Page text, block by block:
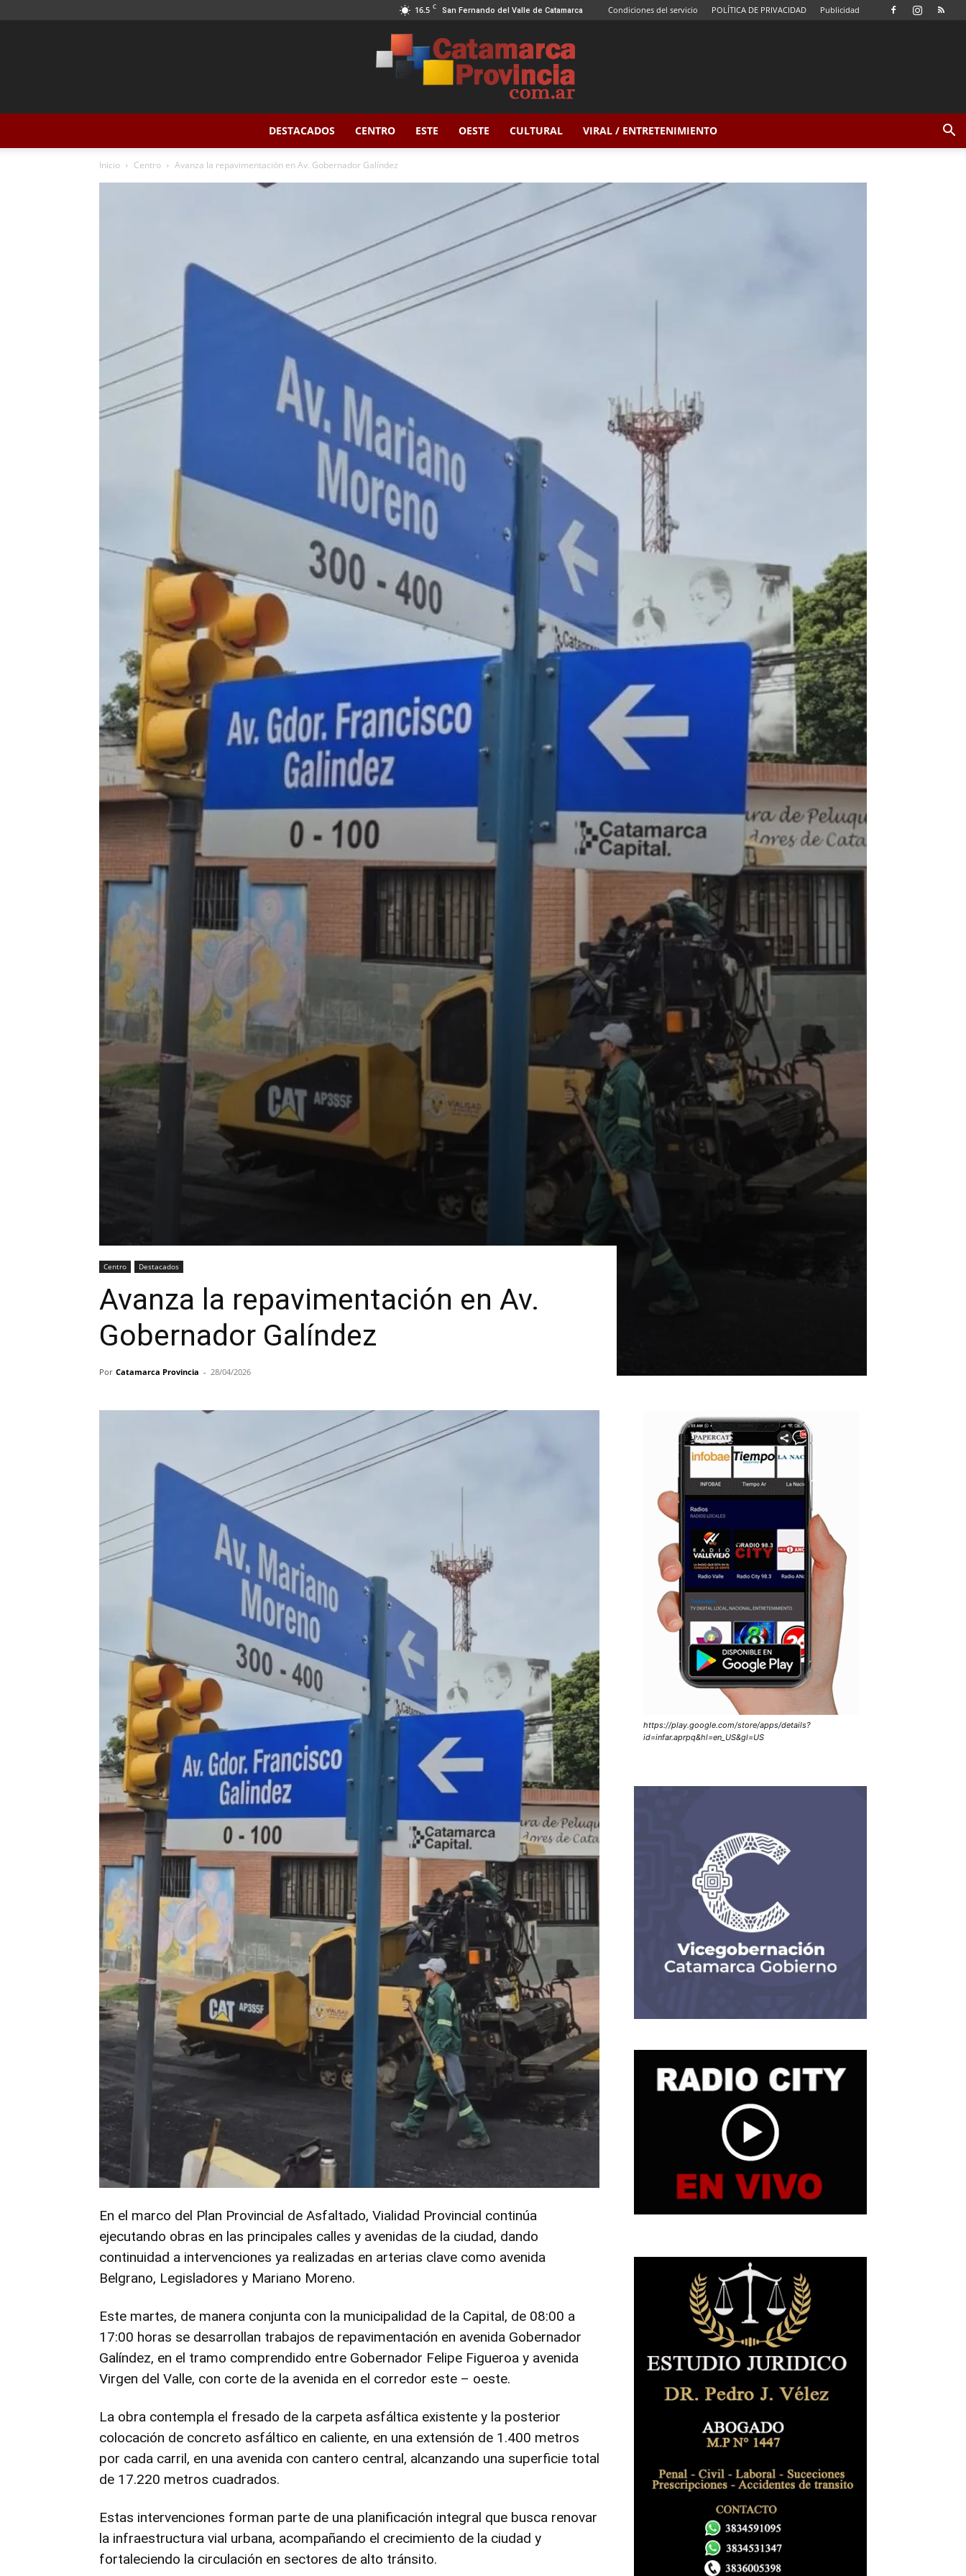
16.5 C San Fernando del Valle de Catamarca Condiciones del servicio POLÍTICA DE PRIVACIDAD Publicidad
Catamarca
DESTACADOS CENTRO ESTE OESTE CULTURAL VIRAL / ENTRETENIMIENTO
Inicio Centro Avanza la repavimentación en Av. Gobernador Galíndez
Centro Destacados
Avanza la repavimentación en Av.
Gobernador Galíndez
Por Catamarca Provincia - 28/04/2026
En el marco del Plan Provincial de Asfaltado, Vialidad Provincial continúa
ejecutando obras en las principales calles y avenidas de la ciudad, dando
continuidad a intervenciones ya realizadas en arterias clave como avenida
Belgrano, Legisladores y Mariano Moreno.
Este martes, de manera conjunta con la municipalidad de la Capital, de 08:00 a
17:00 horas se desarrollan trabajos de repavimentación en avenida Gobernador
Galíndez, en el tramo comprendido entre Gobernador Felipe Figueroa y avenida
Virgen del Valle, con corte de la avenida en el corredor este – oeste.
La obra contempla el fresado de la carpeta asfáltica existente y la posterior
colocación de concreto asfáltico en caliente, en una extensión de 1.400 metros
por cada carril, en una avenida con cantero central, alcanzando una superficie total
de 17.220 metros cuadrados.
Estas intervenciones forman parte de una planificación integral que busca renovar
la infraestructura vial urbana, acompañando el crecimiento de la ciudad y
fortaleciendo la circulación en sectores de alto tránsito.
https://play.google.com/store/apps/details?
id=infar.aprpq&hl=en_US&gl=US